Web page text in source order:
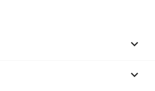

